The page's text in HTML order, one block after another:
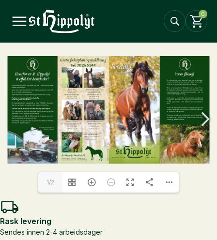
0
1/2
Rask levering
Sendes innen 2-4 arbeidsdager